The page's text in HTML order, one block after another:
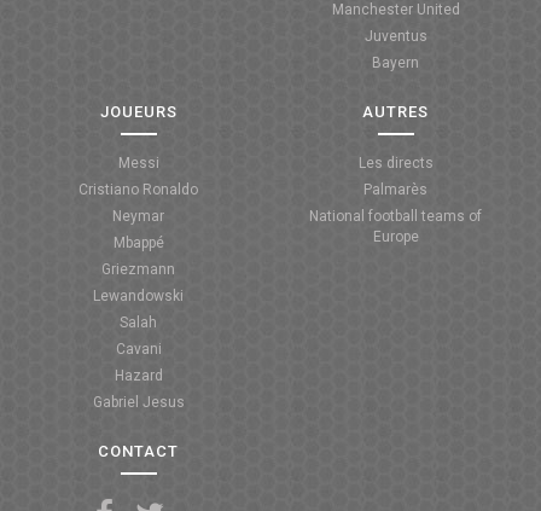
Manchester United
Juventus
Bayern
JOUEURS
Messi
Cristiano Ronaldo
Neymar
Mbappé
Griezmann
Lewandowski
Salah
Cavani
Hazard
Gabriel Jesus
AUTRES
Les directs
Palmarès
National football teams of
Europe
CONTACT